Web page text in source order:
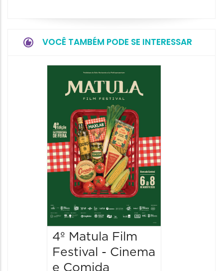
VOCÊ TAMBÉM PODE SE INTERESSAR
4º Matula Film
Festival - Cinema
e Comida